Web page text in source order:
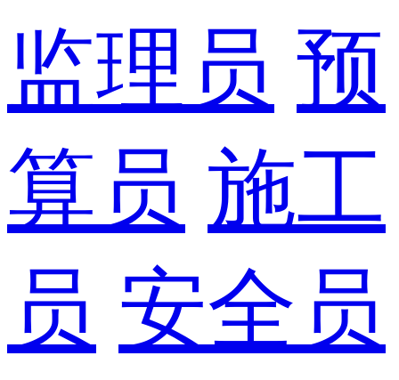
监理员 预
算员 施工
员 安全员